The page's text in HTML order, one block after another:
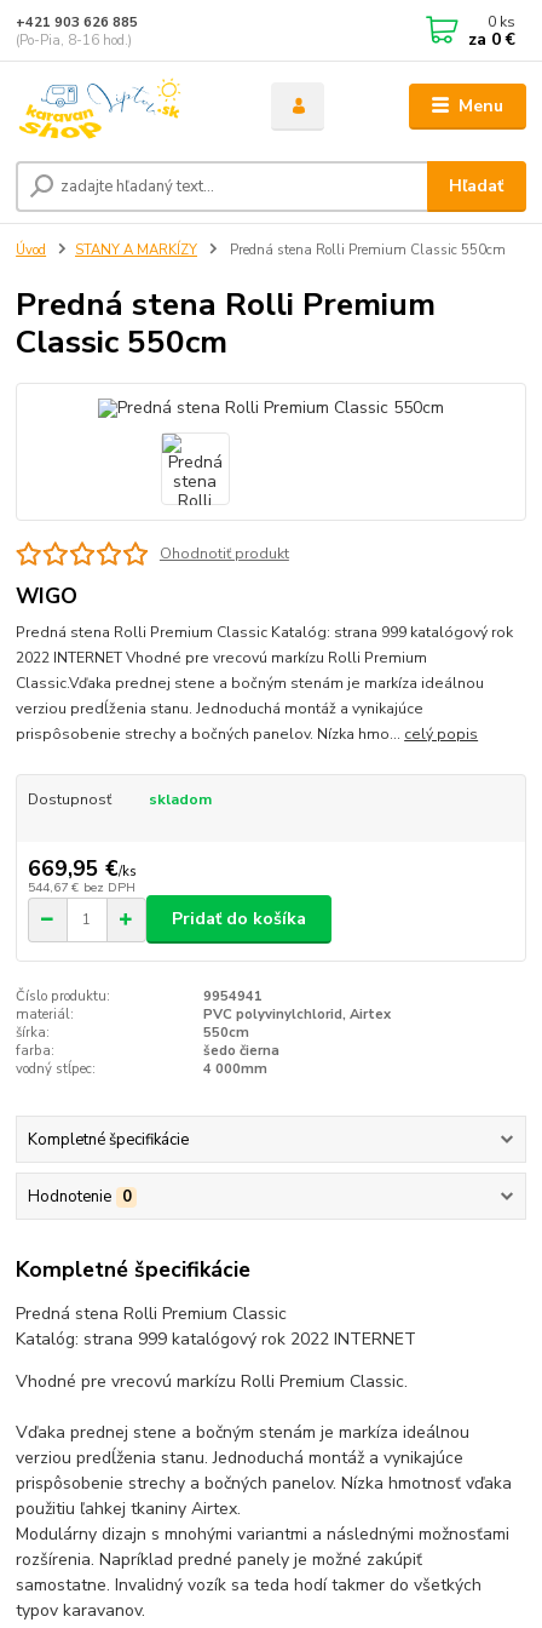
Menu
Hľadať
+421 903 626 885
(Po-Pia, 8-16 hod.)
0 ks
za 0 €
Úvod STANY A MARKÍZY Predná stena Rolli Premium Classic 550cm
Predná stena Rolli Premium
Classic 550cm
Ohodnotiť produkt
WIGO
Predná stena Rolli Premium Classic Katalóg: strana 999 katalógový rok
2022 INTERNET Vhodné pre vrecovú markízu Rolli Premium
Classic.Vďaka prednej stene a bočným stenám je markíza ideálnou
verziou predĺženia stanu. Jednoduchá montáž a vynikajúce
prispôsobenie strechy a bočných panelov. Nízka hmo... celý popis
Dostupnosť skladom
669,95 €/ks
544,67 € bez DPH
Pridať do košíka
Číslo produktu:
9954941
materiál:
PVC polyvinylchlorid, Airtex
šírka:
550cm
farba:
šedo čierna
vodný stĺpec:
4 000mm
Kompletné špecifikácie
Hodnotenie 0
Kompletné špecifikácie
Predná stena Rolli Premium Classic
Katalóg: strana 999 katalógový rok 2022 INTERNET
Vhodné pre vrecovú markízu Rolli Premium Classic.
Vďaka prednej stene a bočným stenám je markíza ideálnou
verziou predĺženia stanu. Jednoduchá montáž a vynikajúce
prispôsobenie strechy a bočných panelov. Nízka hmotnosť vďaka
použitiu ľahkej tkaniny Airtex.
Modulárny dizajn s mnohými variantmi a následnými možnosťami
rozšírenia. Napríklad predné panely je možné zakúpiť
samostatne. Invalidný vozík sa teda hodí takmer do všetkých
typov karavanov.